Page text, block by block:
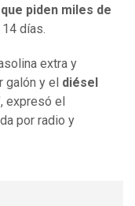
piden miles de
días.
extra y
y el diésel
expresó el
por radio y